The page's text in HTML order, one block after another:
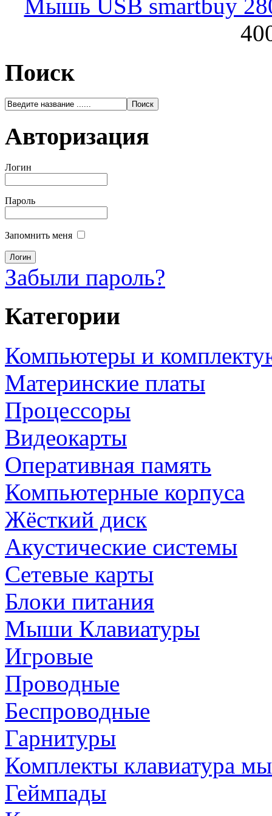
Мышь USB smartbuy
Поиск
Авторизация
Логин
Пароль
Запомнить меня
Забыли пароль?
Категории
Компьютеры и
Материнские платы
Процессоры
Видеокарты
Оперативная память
Компьютерные корпуса
Жёсткий диск
Акустические системы
Сетевые карты
Блоки питания
Мыши Клавиатуры
Игровые
Проводные
Беспроводные
Гарнитуры
Комплекты клавиатура
Геймпады